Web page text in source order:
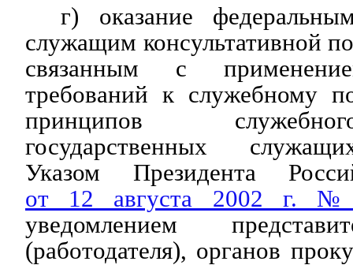
г) оказание
служащим консультативной
связанным с
требований к служебному
принципов
государственных
Указом Президента
от 12 августа 2002 г.
уведомлением
(работодателя), органов